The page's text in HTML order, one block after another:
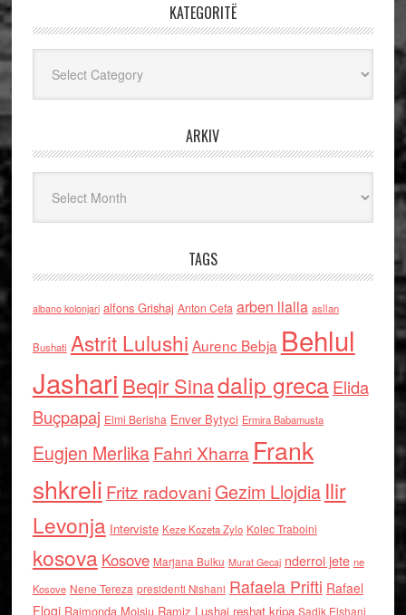
KATEGORITË
ARKIV
TAGS
albano kolonjari alfons Grishaj Anton Cefa arben llalla asllan
Bushati Astrit Lulushi Aurenc Bebja Behlul
Jashari Beqir Sinadalip grecaElida
Buçpapaj Elmi Berisha Enver Bytyci Ermira Babamusta
Eugjen MerlikaFahri Xharra Frank
shkreli Fritz radovaniGezim Llojdia Ilir
Levonja Interviste Keze Kozeta Zylo Kolec Traboini
kosova Kosove Marjana Bulku Murat Gecaj nderroi jete ne
Kosove Nene Tereza presidenti Nishani Rafaela Prifti Rafael
Floqi Raimonda Moisiu Ramiz Lushaj reshat kripa Sadik Elshani